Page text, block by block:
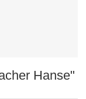
Hanse"